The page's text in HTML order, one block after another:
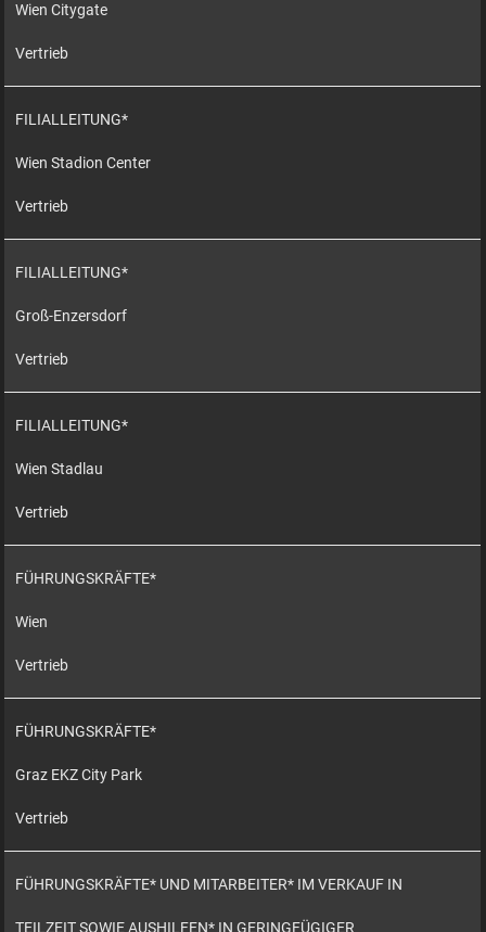
Wien Citygate
Vertrieb
FILIALLEITUNG*
Wien Stadion Center
Vertrieb
FILIALLEITUNG*
Groß-Enzersdorf
Vertrieb
FILIALLEITUNG*
Wien Stadlau
Vertrieb
FÜHRUNGSKRÄFTE*
Wien
Vertrieb
FÜHRUNGSKRÄFTE*
Graz EKZ City Park
Vertrieb
FÜHRUNGSKRÄFTE* UND MITARBEITER* IM VERKAUF IN
TEILZEIT SOWIE AUSHILFEN* IN GERINGFÜGIGER